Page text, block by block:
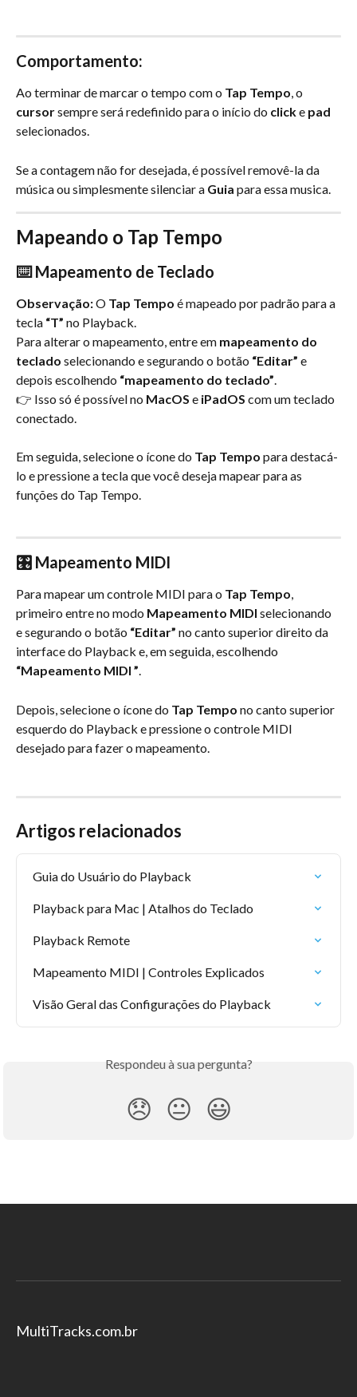
Comportamento:
Ao terminar de marcar o tempo com o Tap Tempo, o
cursor sempre será redefinido para o início do click e pad
selecionados.
Se a contagem não for desejada, é possível removê-la da
música ou simplesmente silenciar a Guia para essa musica.
Mapeando o Tap Tempo
⌨️ Mapeamento de Teclado
Observação: O Tap Tempo é mapeado por padrão para a
tecla “T” no Playback.
Para alterar o mapeamento, entre em mapeamento do
teclado selecionando e segurando o botão “Editar” e
depois escolhendo “mapeamento do teclado”.
👉 Isso só é possível no MacOS e iPadOS com um teclado
conectado.
Em seguida, selecione o ícone do Tap Tempo para destacá-
lo e pressione a tecla que você deseja mapear para as
funções do Tap Tempo.
🎛️ Mapeamento MIDI
Para mapear um controle MIDI para o Tap Tempo,
primeiro entre no modo Mapeamento MIDI selecionando
e segurando o botão “Editar” no canto superior direito da
interface do Playback e, em seguida, escolhendo
“Mapeamento MIDI ”.
Depois, selecione o ícone do Tap Tempo no canto superior
esquerdo do Playback e pressione o controle MIDI
desejado para fazer o mapeamento.
Artigos relacionados
Guia do Usuário do Playback
Playback para Mac | Atalhos do Teclado
Playback Remote
Mapeamento MIDI | Controles Explicados
Visão Geral das Configurações do Playback
Respondeu à sua pergunta?
😞 😐 😃
MultiTracks.com.br